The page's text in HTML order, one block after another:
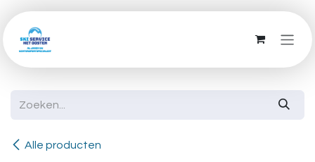
Overslaan naar inhoud
Alle producten